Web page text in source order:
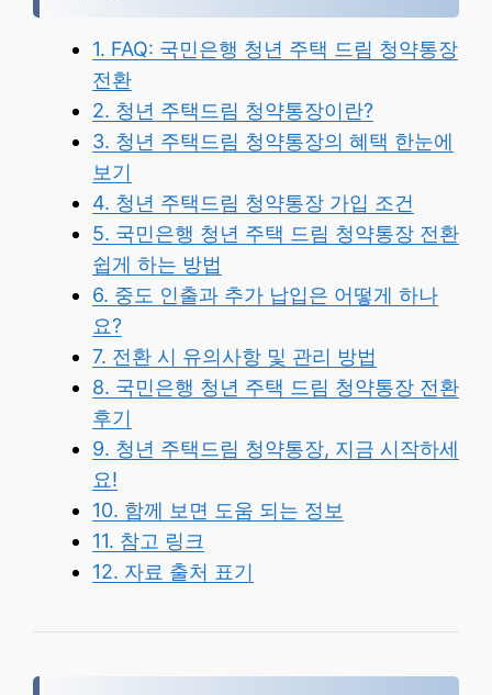
1. FAQ: 국민은행 청년 주택 드림 청약통장
전환
2. 청년 주택드림 청약통장이란?
3. 청년 주택드림 청약통장의 혜택 한눈에
보기
4. 청년 주택드림 청약통장 가입 조건
5. 국민은행 청년 주택 드림 청약통장 전환
쉽게 하는 방법
6. 중도 인출과 추가 납입은 어떻게 하나
요?
7. 전환 시 유의사항 및 관리 방법
8. 국민은행 청년 주택 드림 청약통장 전환
후기
9. 청년 주택드림 청약통장, 지금 시작하세
요!
10. 함께 보면 도움 되는 정보
11. 참고 링크
12. 자료 출처 표기